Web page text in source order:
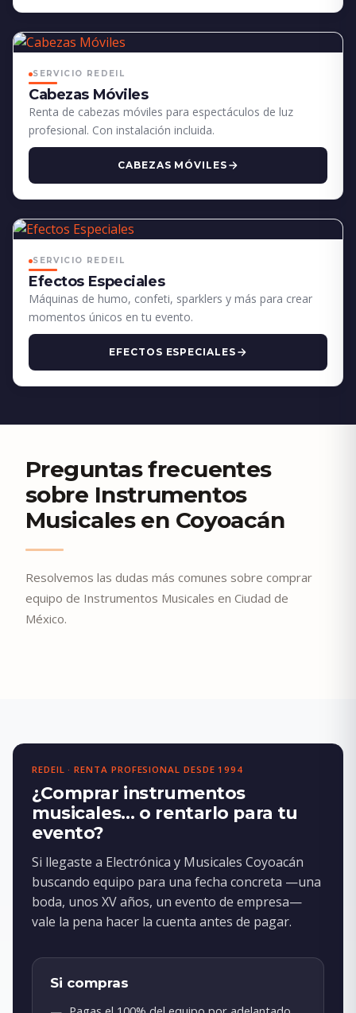
SERVICIO REDEIL
Cabezas Móviles
Renta de cabezas móviles para espectáculos de luz
profesional. Con instalación incluida.
CABEZAS MÓVILES
SERVICIO REDEIL
Efectos Especiales
Máquinas de humo, confeti, sparklers y más para crear
momentos únicos en tu evento.
EFECTOS ESPECIALES
Preguntas frecuentes
sobre Instrumentos
Musicales en Coyoacán
Resolvemos las dudas más comunes sobre comprar
equipo de Instrumentos Musicales en Ciudad de
México.
REDEIL · RENTA PROFESIONAL DESDE 1994
¿Comprar instrumentos
musicales… o rentarlo para tu
evento?
Si llegaste a Electrónica y Musicales Coyoacán
buscando equipo para una fecha concreta —una
boda, unos XV años, un evento de empresa—
vale la pena hacer la cuenta antes de pagar.
Si compras